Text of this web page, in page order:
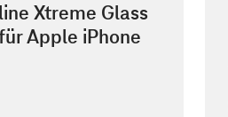
Xtreme Glass
Apple iPhone